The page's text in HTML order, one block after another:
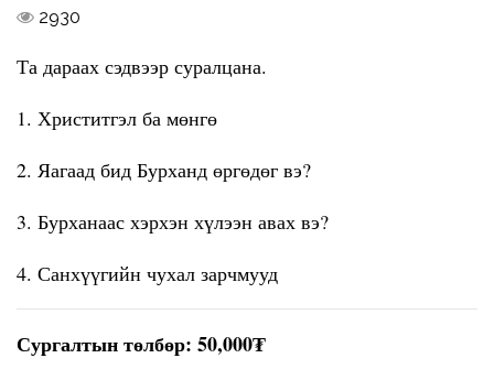
2930
Та дараах сэдвээр суралцана.
1. Христитгэл ба мөнгө
2. Яагаад бид Бурханд өргөдөг вэ?
3. Бурханаас хэрхэн хүлээн авах вэ?
4. Санхүүгийн чухал зарчмууд
Сургалтын төлбөр: 50,000₮